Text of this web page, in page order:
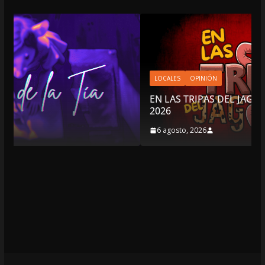
LOCALES OPINIÓN
EN LAS TRIPAS DEL JAGUAR: 06 DE AGOSTO DE
2026
6 agosto, 2026